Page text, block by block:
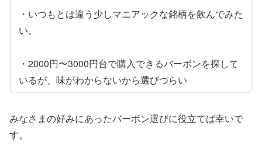
・いつもとは違う少しマニアックな銘柄を飲んでみた
い。
・2000円〜3000円台で購入できるバーボンを探して
いるが、味がわからないから選びづらい
みなさまの好みにあったバーボン選びに役立てば幸いで
す。